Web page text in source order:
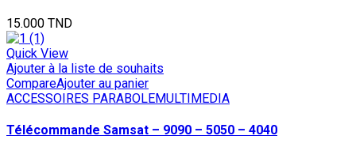
15.000 TND
Quick View
Ajouter à la liste de souhaits
CompareAjouter au panier
ACCESSOIRES PARABOLEMULTIMEDIA
Télécommande Samsat – 9090 – 5050 – 4040